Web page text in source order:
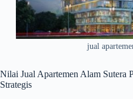
jual
Nilai Jual Apartemen Alam Sutera
Strategis